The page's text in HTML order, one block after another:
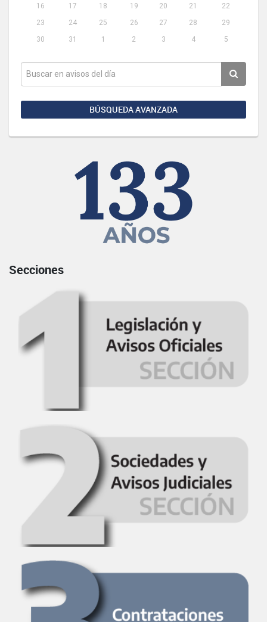
16
17 18 19 20 21
22
23
24 25 26 27 28
29
30
31 1 2 3 4 5
BÚSQUEDA AVANZADA
Secciones